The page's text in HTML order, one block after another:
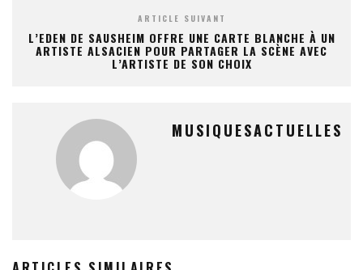
ARTICLE SUIVANT
L’EDEN DE SAUSHEIM OFFRE UNE CARTE BLANCHE À UN
ARTISTE ALSACIEN POUR PARTAGER LA SCÈNE AVEC
L’ARTISTE DE SON CHOIX
MUSIQUESACTUELLES